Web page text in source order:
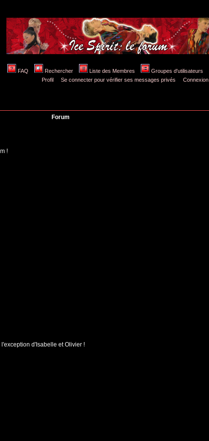
FAQ Rechercher Liste des Membres Groupes d'utilisateurs
Profil
Se connecter pour vérifier ses messages privés Connexion
Forum
!
d'Isabelle et Olivier !